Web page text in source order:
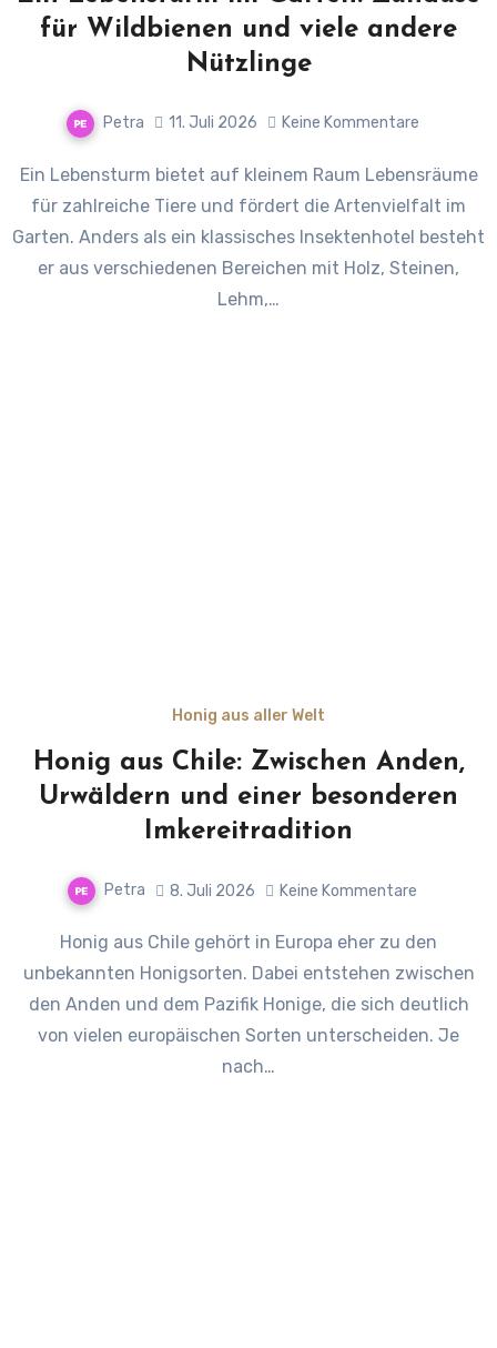
für Wildbienen und viele andere
Nützlinge
Petra 11. Juli 2026 Keine Kommentare
Ein Lebensturm bietet auf kleinem Raum Lebensräume
für zahlreiche Tiere und fördert die Artenvielfalt im
Garten. Anders als ein klassisches Insektenhotel besteht
er aus verschiedenen Bereichen mit Holz, Steinen,
Lehm,…
Honig aus aller Welt
Honig aus Chile: Zwischen Anden,
Urwäldern und einer besonderen
Imkereitradition
Petra 8. Juli 2026 Keine Kommentare
Honig aus Chile gehört in Europa eher zu den
unbekannten Honigsorten. Dabei entstehen zwischen
den Anden und dem Pazifik Honige, die sich deutlich
von vielen europäischen Sorten unterscheiden. Je
nach…